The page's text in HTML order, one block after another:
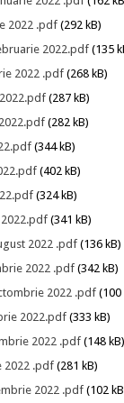
2022 .pdf (292 kB)
2022.pdf (135
2022 .pdf (268 kB)
(287 kB)
(282 kB)
(344 kB)
(402 kB)
(324 kB)
(341 kB)
2022 .pdf (136 kB)
2022 .pdf (342 kB)
2022 .pdf (100
2022.pdf (333 kB)
2022 .pdf (148
2022 .pdf (281 kB)
2022 .pdf (102